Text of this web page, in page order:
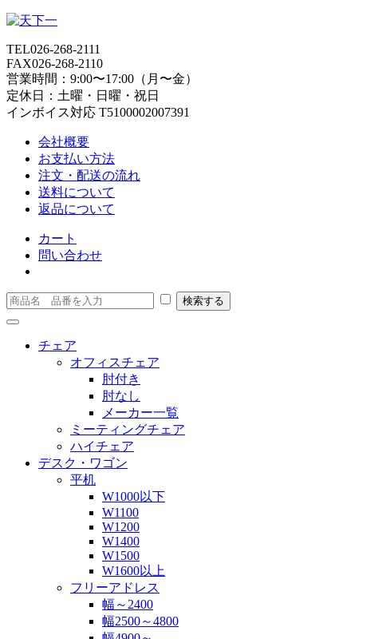
TEL026-268-2111
FAX026-268-2110
営業時間：9:00〜17:00（月〜金）
定休日：土曜・日曜・祝日
インボイス対応 T5100002007391
会社概要
お支払い方法
注文・配送の流れ
送料について
返品について
カート
問い合わせ
チェア
オフィスチェア
肘付き
肘なし
メーカー一覧
ミーティングチェア
ハイチェア
デスク・ワゴン
平机
W1000以下
W1100
W1200
W1400
W1500
W1600以上
フリーアドレス
幅～2400
幅2500～4800